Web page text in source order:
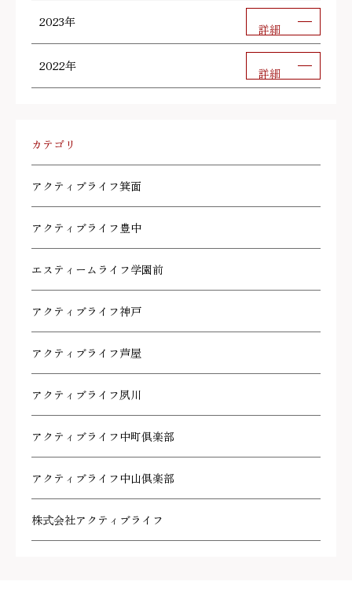
2023年 詳細
2022年 詳細
カテゴリ
アクティブライフ箕面
アクティブライフ豊中
エスティームライフ学園前
アクティブライフ神戸
アクティブライフ芦屋
アクティブライフ夙川
アクティブライフ中町倶楽部
アクティブライフ中山倶楽部
株式会社アクティブライフ